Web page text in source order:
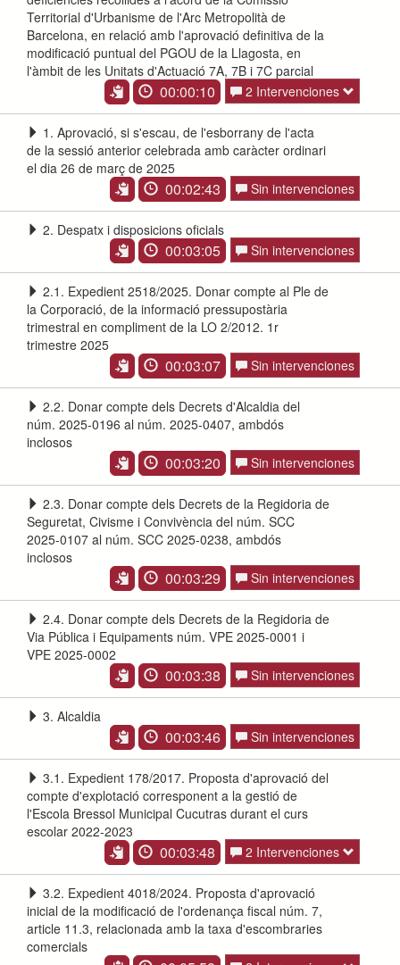
Territorial d'Urbanisme de l'Arc Metropolità de
Barcelona, en relació amb l'aprovació definitiva de la
modificació puntual del PGOU de la Llagosta, en
l'àmbit de les Unitats d'Actuació 7A, 7B i 7C parcial
00:00:10 2 Intervenciones
1. Aprovació, si s'escau, de l'esborrany de l'acta
de la sessió anterior celebrada amb caràcter ordinari
el dia 26 de març de 2025
00:02:43 Sin intervenciones
2. Despatx i disposicions oficials
00:03:05 Sin intervenciones
2.1. Expedient 2518/2025. Donar compte al Ple de
la Corporació, de la informació pressupostària
trimestral en compliment de la LO 2/2012. 1r
trimestre 2025
00:03:07 Sin intervenciones
2.2. Donar compte dels Decrets d'Alcaldia del
núm. 2025-0196 al núm. 2025-0407, ambdós
inclosos
00:03:20 Sin intervenciones
2.3. Donar compte dels Decrets de la Regidoria de
Seguretat, Civisme i Convivència del núm. SCC
2025-0107 al núm. SCC 2025-0238, ambdós
inclosos
00:03:29 Sin intervenciones
2.4. Donar compte dels Decrets de la Regidoria de
Via Pública i Equipaments núm. VPE 2025-0001 i
VPE 2025-0002
00:03:38 Sin intervenciones
3. Alcaldia
00:03:46 Sin intervenciones
3.1. Expedient 178/2017. Proposta d'aprovació del
compte d'explotació corresponent a la gestió de
l'Escola Bressol Municipal Cucutras durant el curs
escolar 2022-2023
00:03:48 2 Intervenciones
3.2. Expedient 4018/2024. Proposta d'aprovació
inicial de la modificació de l'ordenança fiscal núm. 7,
article 11.3, relacionada amb la taxa d'escombraries
comercials